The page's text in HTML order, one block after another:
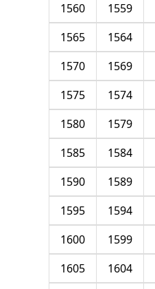
1559
1560
1564
1565
1569
1570
1574
1575
1579
1580
1584
1585
1589
1590
1594
1595
1599
1600
1604
1605